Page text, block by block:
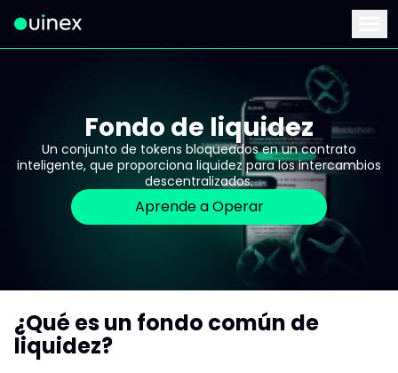
Este es el logo y al hacer clic te redirige a la página de inicio
Fondo de liquidez
Un conjunto de tokens bloqueados en un contrato
inteligente, que proporciona liquidez para los intercambios
descentralizados.
Aprende a Operar
¿Qué es un fondo común de
liquidez?